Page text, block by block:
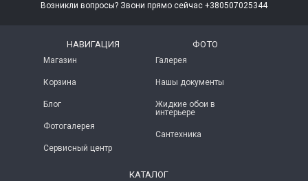
Возникли вопросы? Звони прямо сейчас +380507025344
НАВИГАЦИЯ
Магазин
Корзина
Блог
Фотогалерея
Сервисный центр
ФОТО
Галерея
Нашы документы
Жидкие обои в
интерьере
Сантехника
КАТАЛОГ